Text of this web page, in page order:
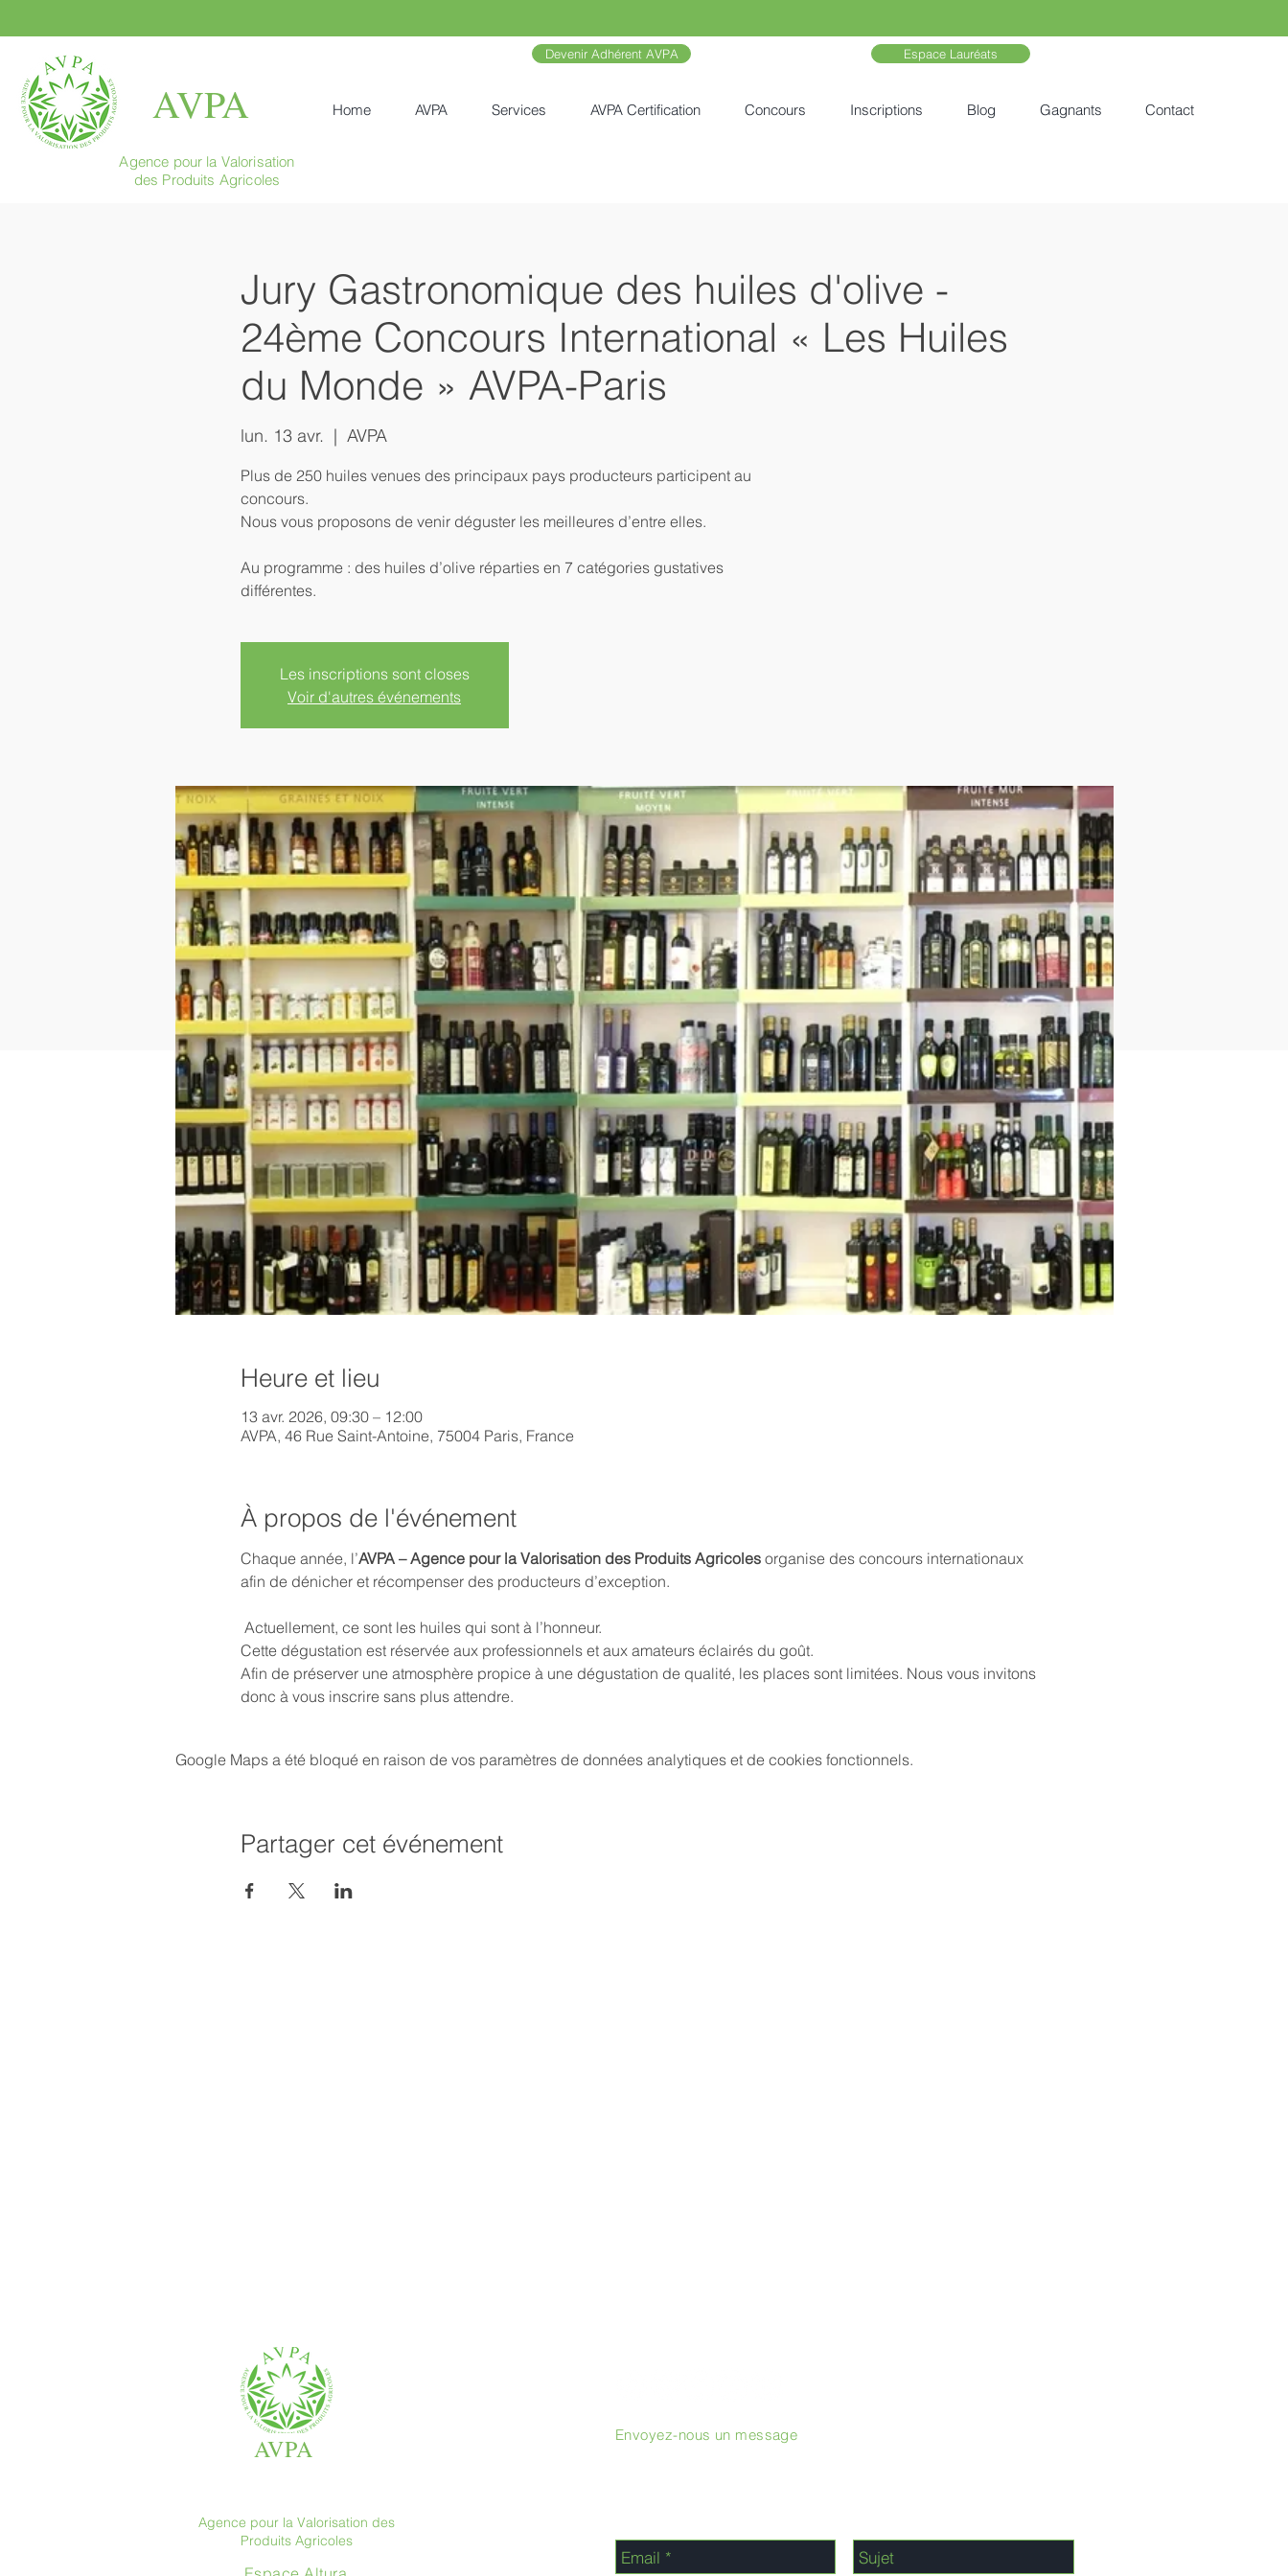
AVPA
Devenir Adhérent AVPA Espace Lauréats
Home AVPA Services AVPA Certification Concours Inscriptions Blog Gagnants Contact
Agence pour la Valorisation
des Produits Agricoles
Jury Gastronomique des huiles d'olive -
24ème Concours International « Les Huiles
du Monde » AVPA-Paris
lun. 13 avr.
  |
AVPA
Plus de 250 huiles venues des principaux pays producteurs participent au
concours.
Nous vous proposons de venir déguster les meilleures d’entre elles.
Au programme : des huiles d’olive réparties en 7 catégories gustatives
différentes.
Les inscriptions sont closes
Voir d'autres événements
Heure et lieu
13 avr. 2026, 09:30 – 12:00
AVPA, 46 Rue Saint-Antoine, 75004 Paris, France
À propos de l'événement
Chaque année, l’AVPA – Agence pour la Valorisation des Produits Agricoles organise des concours internationaux
afin de dénicher et récompenser des producteurs d’exception.
Actuellement, ce sont les huiles qui sont à l’honneur.
Cette dégustation est réservée aux professionnels et aux amateurs éclairés du goût.
Afin de préserver une atmosphère propice à une dégustation de qualité, les places sont limitées. Nous vous invitons
donc à vous inscrire sans plus attendre.
Google Maps a été bloqué en raison de vos paramètres de données analytiques et de cookies fonctionnels.
Partager cet événement
AVPA
Agence pour la Valorisation des
Produits Agricoles
Envoyez-nous un message